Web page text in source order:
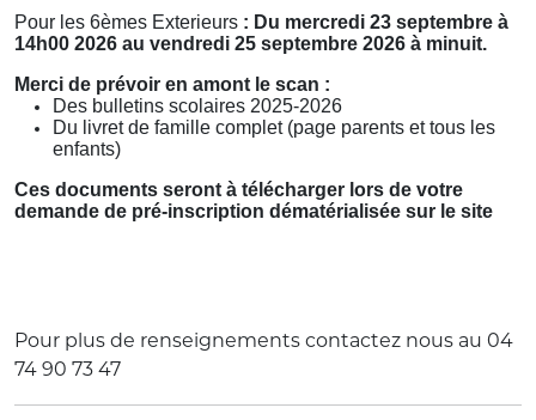
Pour les 6èmes Exterieurs : Du mercredi 23 septembre à
14h00 2026 au vendredi 25 septembre 2026 à minuit.
Merci de prévoir en amont le scan :
Des bulletins scolaires 2025-2026
Du livret de famille complet (page parents et tous les
enfants)
Ces documents seront à télécharger lors de votre
demande de pré-inscription dématérialisée sur le site
Pour plus de renseignements contactez nous au 04
74 90 73 47